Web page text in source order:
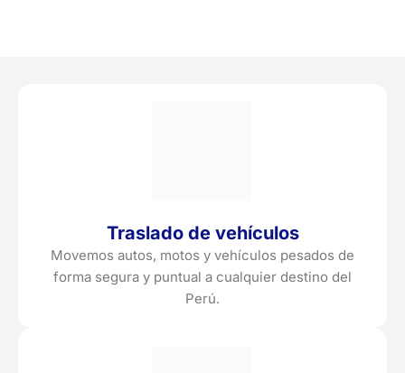
Traslado de vehículos
Movemos autos, motos y vehículos pesados de
forma segura y puntual a cualquier destino del
Perú.